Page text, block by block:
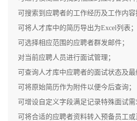
可搜索到应聘者的工作经历及工作内容
可将人才库中的简历导出为Excel列表；
可选择相应范围的应聘者群发邮件；
对当前应聘人员进行面试管理；
可查询人才库中应聘者的面试状态及最
可将原始简历作为附件以便今后查询；
可增设自定义字段满足记录特殊面试需
可将合适的应聘者资料转入预备员工或